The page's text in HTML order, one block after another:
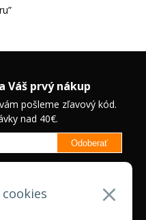
Váš prvý nákup
pošleme zľavový kód.
nad 40€.
Odoberať
pre Veľkoobchodných